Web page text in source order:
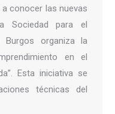
conocer las nuevas
Sociedad para el
Burgos organiza la
en el
Esta iniciativa se
técnicas del